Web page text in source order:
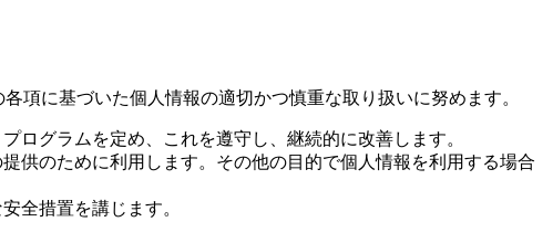
項に基づいた個人情報の適切かつ慎重な取り扱いに努めます。
ログラムを定め、これを遵守し、継続的に改善します。
供のために利用します。その他の目的で個人情報を利用する場合
全措置を講じます。